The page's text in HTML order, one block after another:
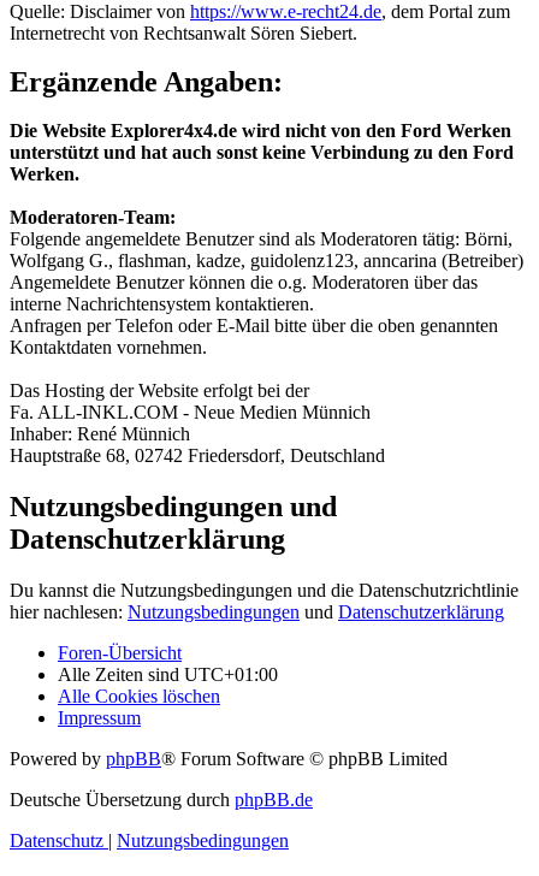
Quelle: Disclaimer von https://www.e-recht24.de, dem Portal zum
Internetrecht von Rechtsanwalt Sören Siebert.
Ergänzende Angaben:
Die Website Explorer4x4.de wird nicht von den Ford Werken
unterstützt und hat auch sonst keine Verbindung zu den Ford
Werken.
Moderatoren-Team:
Folgende angemeldete Benutzer sind als Moderatoren tätig: Börni,
Wolfgang G., flashman, kadze, guidolenz123, anncarina (Betreiber)
Angemeldete Benutzer können die o.g. Moderatoren über das
interne Nachrichtensystem kontaktieren.
Anfragen per Telefon oder E-Mail bitte über die oben genannten
Kontaktdaten vornehmen.
Das Hosting der Website erfolgt bei der
Fa. ALL-INKL.COM - Neue Medien Münnich
Inhaber: René Münnich
Hauptstraße 68, 02742 Friedersdorf, Deutschland
Nutzungsbedingungen und
Datenschutzerklärung
Du kannst die Nutzungsbedingungen und die Datenschutzrichtlinie
hier nachlesen: Nutzungsbedingungen und Datenschutzerklärung
Foren-Übersicht
Alle Zeiten sind UTC+01:00
Alle Cookies löschen
Impressum
Powered by phpBB® Forum Software © phpBB Limited
Deutsche Übersetzung durch phpBB.de
Datenschutz | Nutzungsbedingungen